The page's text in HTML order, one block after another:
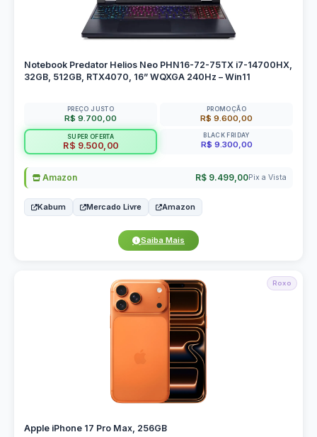
Notebook Predator Helios Neo PHN16-72-75TX i7-14700HX,
32GB, 512GB, RTX4070, 16” WQXGA 240Hz – Win11
PREÇO JUSTO
R$ 9.700,00
PROMOÇÃO
R$ 9.600,00
SUPER OFERTA
R$ 9.500,00
BLACK FRIDAY
R$ 9.300,00
Amazon R$ 9.499,00Pix a Vista
Kabum Mercado Livre Amazon
Saiba Mais
Roxo
Apple iPhone 17 Pro Max, 256GB